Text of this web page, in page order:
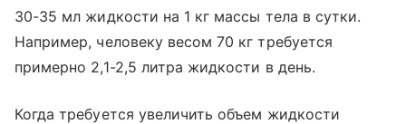
30-35 мл жидкости на 1 кг массы тела в сутки.
Например, человеку весом 70 кг требуется
примерно 2,1-2,5 литра жидкости в день.
Когда требуется увеличить объем жидкости